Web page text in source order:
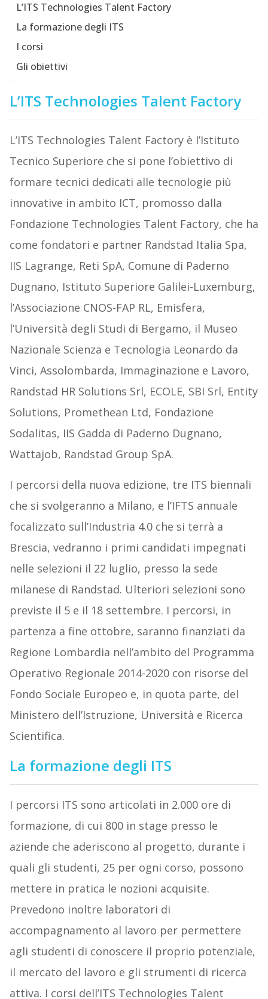
L’ITS Technologies Talent Factory
La formazione degli ITS
I corsi
Gli obiettivi
L’ITS Technologies Talent Factory
L’ITS Technologies Talent Factory è l’Istituto
Tecnico Superiore che si pone l’obiettivo di
formare tecnici dedicati alle tecnologie più
innovative in ambito ICT, promosso dalla
Fondazione Technologies Talent Factory, che ha
come fondatori e partner Randstad Italia Spa,
IIS Lagrange, Reti SpA, Comune di Paderno
Dugnano, Istituto Superiore Galilei-Luxemburg,
l’Associazione CNOS-FAP RL, Emisfera,
l’Università degli Studi di Bergamo, il Museo
Nazionale Scienza e Tecnologia Leonardo da
Vinci, Assolombarda, Immaginazione e Lavoro,
Randstad HR Solutions Srl, ECOLE, SBI Srl, Entity
Solutions, Promethean Ltd, Fondazione
Sodalitas, IIS Gadda di Paderno Dugnano,
Wattajob, Randstad Group SpA.
I percorsi della nuova edizione, tre ITS biennali
che si svolgeranno a Milano, e l’IFTS annuale
focalizzato sull’Industria 4.0 che si terrà a
Brescia, vedranno i primi candidati impegnati
nelle selezioni il 22 luglio, presso la sede
milanese di Randstad. Ulteriori selezioni sono
previste il 5 e il 18 settembre. I percorsi, in
partenza a fine ottobre, saranno finanziati da
Regione Lombardia nell’ambito del Programma
Operativo Regionale 2014-2020 con risorse del
Fondo Sociale Europeo e, in quota parte, del
Ministero dell’Istruzione, Università e Ricerca
Scientifica.
La formazione degli ITS
I percorsi ITS sono articolati in 2.000 ore di
formazione, di cui 800 in stage presso le
aziende che aderiscono al progetto, durante i
quali gli studenti, 25 per ogni corso, possono
mettere in pratica le nozioni acquisite.
Prevedono inoltre laboratori di
accompagnamento al lavoro per permettere
agli studenti di conoscere il proprio potenziale,
il mercato del lavoro e gli strumenti di ricerca
attiva. I corsi dell’ITS Technologies Talent